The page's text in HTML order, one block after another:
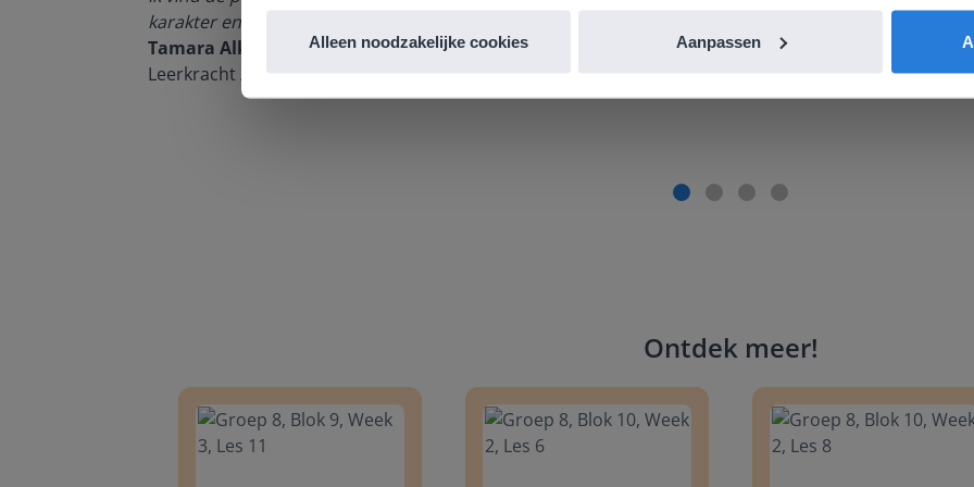
Alleen noodzakelijke cookies Aanpassen
karakter en de informatievoorziening via de website. Ik kan niets ter verbetering noemen.
Tamara Alkemade
Leerkracht / ICT-coördinator op de Prinses Margrietschool
Ontdek meer!